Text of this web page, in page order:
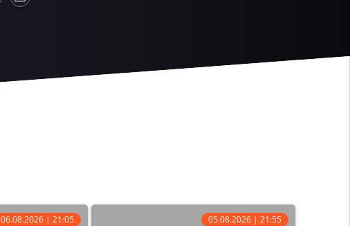
06.08.2026 | 21:05 05.08.2026 | 21:55